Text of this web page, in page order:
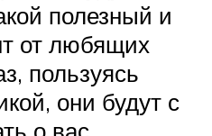
полезный и
от любящих
пользуясь
они будут с